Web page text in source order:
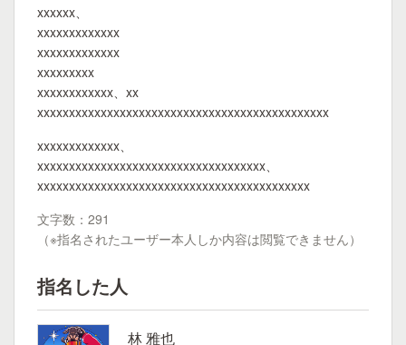
xxxxxx、
xxxxxxxxxxxxx
xxxxxxxxxxxxx
xxxxxxxxx
xxxxxxxxxxxx、xx
xxxxxxxxxxxxxxxxxxxxxxxxxxxxxxxxxxxxxxxxxxxxxx
xxxxxxxxxxxxx、
xxxxxxxxxxxxxxxxxxxxxxxxxxxxxxxxxxxx、
xxxxxxxxxxxxxxxxxxxxxxxxxxxxxxxxxxxxxxxxxxx
文字数：291
（※指名されたユーザー本人しか内容は閲覧できません）
指名した人
林 雅也